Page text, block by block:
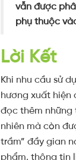
vẫn được
phụ thuộc
Lời Kết
Khi nhu cầu sử
hương xuất hiện
đọc thêm những
nhiên mà còn
trầm” đầy gian
phẩm, thông tin